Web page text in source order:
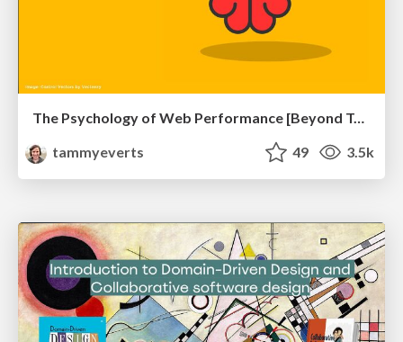
The Psychology of Web Performance [Beyond Tellerrand 2023]
tammyeverts
49 3.5k